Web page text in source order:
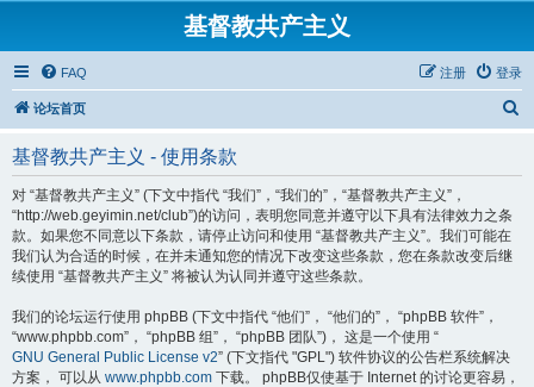
基督教共产主义
FAQ 登录
注册
论坛首页
基督教共产主义 - 使用条款
对 “基督教共产主义” (下文中指代 “我们”，“我们的”，“基督教共产主义”，
“http://web.geyimin.net/club”)的访问，表明您同意并遵守以下具有法律效力之条
款。如果您不同意以下条款，请停止访问和使用 “基督教共产主义”。我们可能在
我们认为合适的时候，在并未通知您的情况下改变这些条款，您在条款改变后继
续使用 “基督教共产主义” 将被认为认同并遵守这些条款。
我们的论坛运行使用 phpBB (下文中指代 “他们”， “他们的”， “phpBB 软件”，
“www.phpbb.com”， “phpBB 组”， “phpBB 团队”)， 这是一个使用 “
GNU General Public License v2” (下文指代 "GPL") 软件协议的公告栏系统解决
方案， 可以从 www.phpbb.com 下载。 phpBB仅使基于 Internet 的讨论更容易，